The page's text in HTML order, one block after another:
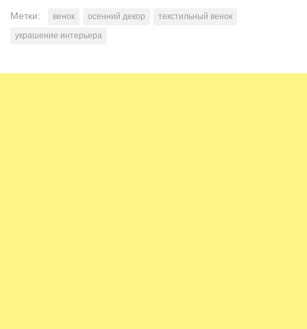
Метки: венок осенний декор
текстильный венок
украшение интерьера